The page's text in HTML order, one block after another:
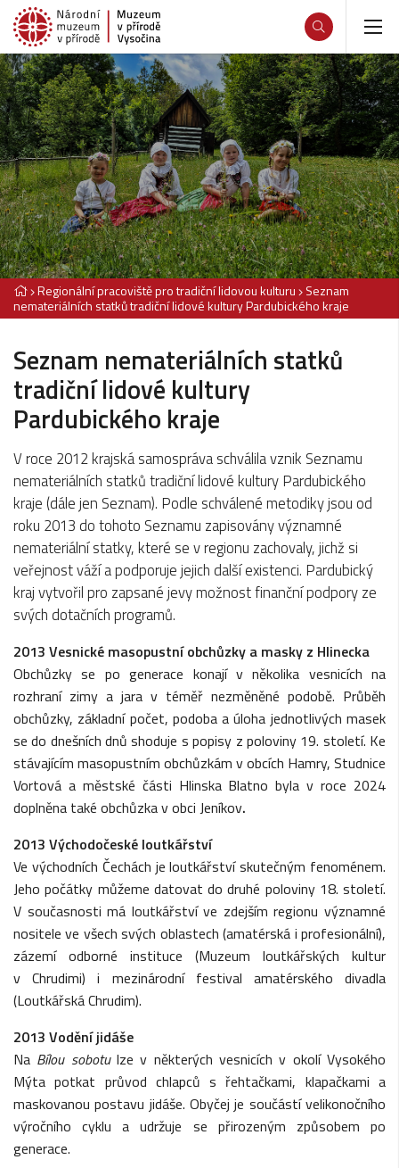
Regionální pracoviště pro tradiční lidovou kulturu Seznam
nemateriálních statků tradiční lidové kultury Pardubického kraje
Seznam nemateriálních statků
tradiční lidové kultury
Pardubického kraje
V roce 2012 krajská samospráva schválila vznik Seznamu
nemateriálních statků tradiční lidové kultury Pardubického
kraje (dále jen Seznam). Podle schválené metodiky jsou od
roku 2013 do tohoto Seznamu zapisovány významné
nemateriální statky, které se v regionu zachovaly, jichž si
veřejnost váží a podporuje jejich další existenci. Pardubický
kraj vytvořil pro zapsané jevy možnost finanční podpory ze
svých dotačních programů.
2013 Vesnické masopustní obchůzky a masky z Hlinecka
Obchůzky se po generace konají v několika vesnicích na
rozhraní zimy a jara v téměř nezměněné podobě. Průběh
obchůzky, základní počet, podoba a úloha jednotlivých masek
se do dnešních dnů shoduje s popisy z poloviny 19. století. Ke
stávajícím masopustním obchůzkám v obcích Hamry, Studnice
Vortová a městské části Hlinska Blatno byla v roce 2024
doplněna také obchůzka v obci Jeníkov.
2013 Východočeské loutkářství
Ve východních Čechách je loutkářství skutečným fenoménem.
Jeho počátky můžeme datovat do druhé poloviny 18. století.
V současnosti má loutkářství ve zdejším regionu významné
nositele ve všech svých oblastech (amatérská i profesionální),
zázemí odborné instituce (Muzeum loutkářských kultur
v Chrudimi) i mezinárodní festival amatérského divadla
(Loutkářská Chrudim).
2013 Vodění jidáše
Na Bílou sobotulze v některých vesnicích v okolí Vysokého
Mýta potkat průvod chlapců s řehtačkami, klapačkami a
maskovanou postavu jidáše. Obyčej je součástí velikonočního
výročního cyklu a udržuje se přirozeným způsobem po
generace.